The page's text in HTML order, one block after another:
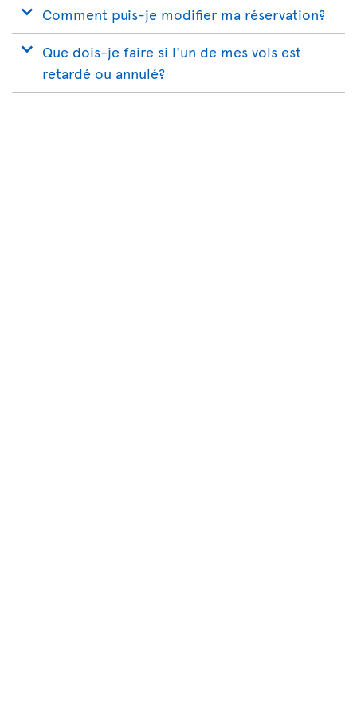
Comment puis-je modifier ma réservation?
Que dois-je faire si l'un de mes vols est
retardé ou annulé?